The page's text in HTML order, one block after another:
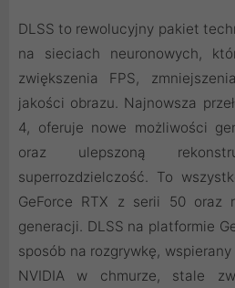
DLSS to rewolucyjny pakiet
na sieciach neuronowych,
zwiększenia FPS,
jakości obrazu. ‌Najnowsza
4, oferuje nowe możliwości
oraz ulepszoną
superrozdzielczość. To
GeForce RTX z serii 50 oraz
generacji. DLSS na platformie
sposób na rozgrywkę,
NVIDIA w chmurze, stale